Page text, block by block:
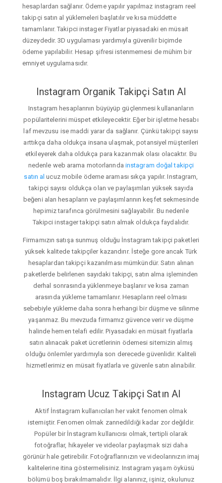
hesaplardan sağlanır. Ödeme yapılır yapılmaz instagram reel
takipçi satın al yüklemeleri başlatılır ve kısa müddette
tamamlanır. Takipci instager Fiyatlar piyasadaki en müsait
düzeydedir. 3D uygulaması yardımıyla güvenilir biçimde
ödeme yapılabilir. Hesap şifresi istenmemesi de mühim bir
emniyet uygulamasıdır.
Instagram Organik Takipçi Satın Al
Instagram hesaplarının büyüyüp güçlenmesi kullananların
popülaritelerini müspet etkileyecektir. Eğer bir işletme hesabı
laf mevzusu ise maddi yarar da sağlanır. Çünkü takipçi sayısı
arttıkça daha oldukça insana ulaşmak, potansiyel müşterileri
etkileyerek daha oldukça para kazanmak olası olacaktır. Bu
nedenle web arama motorlarında instagram doğal takipçi
satın al ucuz mobile ödeme araması sıkça yapılır. Instagram,
takipçi sayısı oldukça olan ve paylaşımları yüksek sayıda
beğeni alan hesapların ve paylaşımlarının keşfet sekmesinde
hepimiz tarafınca görülmesini sağlayabilir. Bu nedenle
Takipci instager takipçi satın almak oldukça faydalıdır.
Firmamızın satışa sunmuş olduğu İnstagram takipçi paketleri
yüksek kalitede takipçiler kazandırır. İsteğe gore ancak Türk
hesaplardan takipçi kazanılması mümkündür. Satın alınan
paketlerde belirlenen sayıdaki takipçi, satın alma işleminden
derhal sonrasında yüklenmeye başlanır ve kısa zaman
arasında yükleme tamamlanır. Hesapların reel olması
sebebiyle yükleme daha sonra herhangi bir düşme ve silinme
yaşanmaz. Bu mevzuda firmamız güvence verir ve düşme
halinde hemen telafi edilir. Piyasadaki en müsait fiyatlarla
satın alınacak paket ücretlerinin ödemesi sitemizin almış
olduğu önlemler yardımıyla son derecede güvenlidir. Kaliteli
hizmetlerimiz en müsait fiyatlarla ve güvenle satın alınabilir.
Instagram Ucuz Takipçi Satın Al
Aktif İnstagram kullanıcıları her vakit fenomen olmak
istemiştir. Fenomen olmak zannedildiği kadar zor değildir.
Popüler bir İnstagram kullanıcısı olmak, tertipli olarak
fotoğraflar, hikayeler ve videolar paylaşmak sizi daha
görünür hale getirebilir. Fotoğraflarınızın ve videolarınızın imaj
kalitelerine itina göstermelisiniz. Instagram yaşam öyküsü
bölümü boş bırakılmamalıdır. İlgi alanınız, işiniz, okulunuz